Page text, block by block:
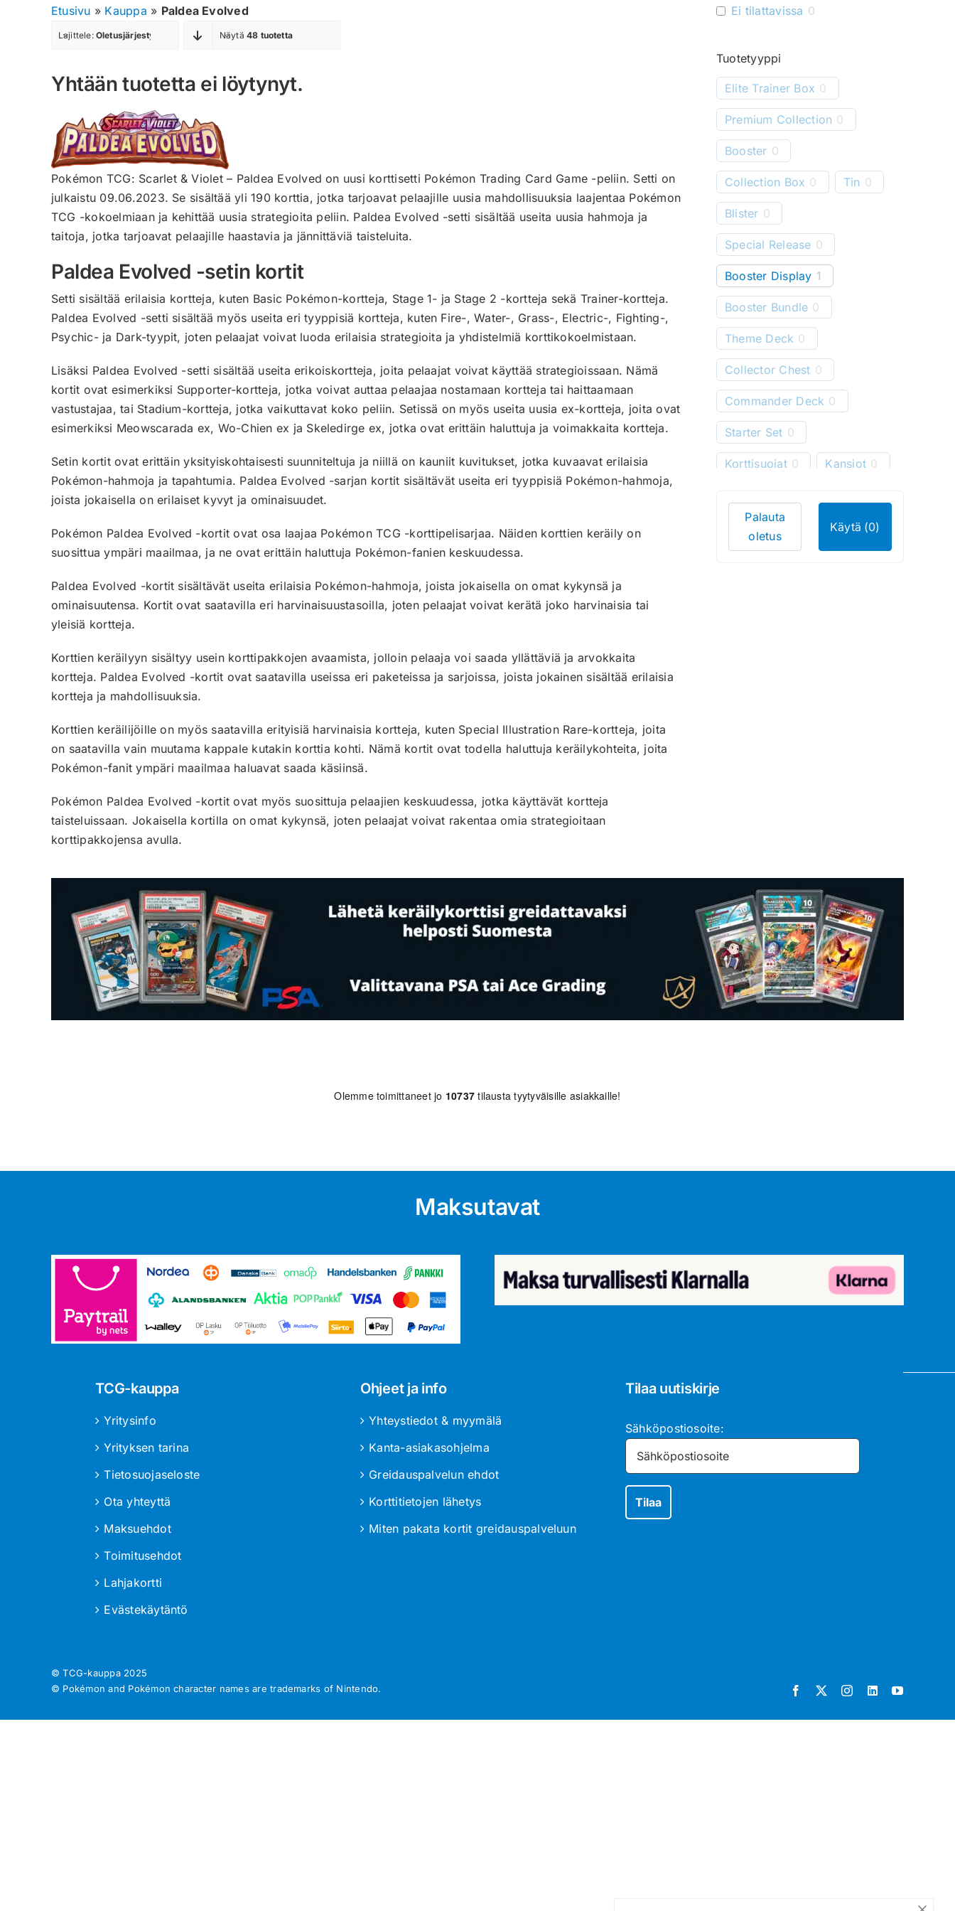
Etusivu » Kauppa » Paldea Evolved
Lajittele: Oletusjärjestys Näytä48 tuotetta
Yhtään tuotetta ei löytynyt.
Pokémon TCG: Scarlet & Violet – Paldea Evolved on uusi korttisetti Pokémon Trading Card Game -peliin. Setti on
julkaistu 09.06.2023. Se sisältää yli 190 korttia, jotka tarjoavat pelaajille uusia mahdollisuuksia laajentaa Pokémon
TCG -kokoelmiaan ja kehittää uusia strategioita peliin. Paldea Evolved -setti sisältää useita uusia hahmoja ja
taitoja, jotka tarjoavat pelaajille haastavia ja jännittäviä taisteluita.
Paldea Evolved -setin kortit
Setti sisältää erilaisia kortteja, kuten Basic Pokémon-kortteja, Stage 1- ja Stage 2 -kortteja sekä Trainer-kortteja.
Paldea Evolved -setti sisältää myös useita eri tyyppisiä kortteja, kuten Fire-, Water-, Grass-, Electric-, Fighting-,
Psychic- ja Dark-tyypit, joten pelaajat voivat luoda erilaisia strategioita ja yhdistelmiä korttikokoelmistaan.
Lisäksi Paldea Evolved -setti sisältää useita erikoiskortteja, joita pelaajat voivat käyttää strategioissaan. Nämä
kortit ovat esimerkiksi Supporter-kortteja, jotka voivat auttaa pelaajaa nostamaan kortteja tai haittaamaan
vastustajaa, tai Stadium-kortteja, jotka vaikuttavat koko peliin. Setissä on myös useita uusia ex-kortteja, joita ovat
esimerkiksi Meowscarada ex, Wo-Chien ex ja Skeledirge ex, jotka ovat erittäin haluttuja ja voimakkaita kortteja.
Setin kortit ovat erittäin yksityiskohtaisesti suunniteltuja ja niillä on kauniit kuvitukset, jotka kuvaavat erilaisia
Pokémon-hahmoja ja tapahtumia. Paldea Evolved -sarjan kortit sisältävät useita eri tyyppisiä Pokémon-hahmoja,
joista jokaisella on erilaiset kyvyt ja ominaisuudet.
Pokémon Paldea Evolved -kortit ovat osa laajaa Pokémon TCG -korttipelisarjaa. Näiden korttien keräily on
suosittua ympäri maailmaa, ja ne ovat erittäin haluttuja Pokémon-fanien keskuudessa.
Paldea Evolved -kortit sisältävät useita erilaisia Pokémon-hahmoja, joista jokaisella on omat kykynsä ja
ominaisuutensa. Kortit ovat saatavilla eri harvinaisuustasoilla, joten pelaajat voivat kerätä joko harvinaisia tai
yleisiä kortteja.
Korttien keräilyyn sisältyy usein korttipakkojen avaamista, jolloin pelaaja voi saada yllättäviä ja arvokkaita
kortteja. Paldea Evolved -kortit ovat saatavilla useissa eri paketeissa ja sarjoissa, joista jokainen sisältää erilaisia
kortteja ja mahdollisuuksia.
Korttien keräilijöille on myös saatavilla erityisiä harvinaisia kortteja, kuten Special Illustration Rare-kortteja, joita
on saatavilla vain muutama kappale kutakin korttia kohti. Nämä kortit ovat todella haluttuja keräilykohteita, joita
Pokémon-fanit ympäri maailmaa haluavat saada käsiinsä.
Pokémon Paldea Evolved -kortit ovat myös suosittuja pelaajien keskuudessa, jotka käyttävät kortteja
taisteluissaan. Jokaisella kortilla on omat kykynsä, joten pelaajat voivat rakentaa omia strategioitaan
korttipakkojensa avulla.
Ei tilattavissa 0
Tuotetyyppi
Elite Trainer Box 0
Premium Collection 0
Booster 0
Collection Box 0 Tin 0
Blister 0
Special Release 0
Booster Display 1
Booster Bundle 0
Theme Deck 0
Collector Chest 0
Commander Deck 0
Starter Set 0
Korttisuojat 0 Kansiot 0
Pelimatot 0 Käytä (0)
Palauta
oletus
Olemme toimittaneet jo 10737 tilausta tyytyväisille asiakkaille!
Maksutavat
TCG-kauppa
Yritysinfo
Yrityksen tarina
Tietosuojaseloste
Ota yhteyttä
Maksuehdot
Toimitusehdot
Lahjakortti
Evästekäytäntö
Ohjeet ja info
Yhteystiedot & myymälä
Kanta-asiakasohjelma
Greidauspalvelun ehdot
Korttitietojen lähetys
Miten pakata kortit greidauspalveluun
Tilaa uutiskirje
Sähköpostiosoite:
© TCG-kauppa 2025
© Pokémon and Pokémon character names are trademarks of Nintendo.